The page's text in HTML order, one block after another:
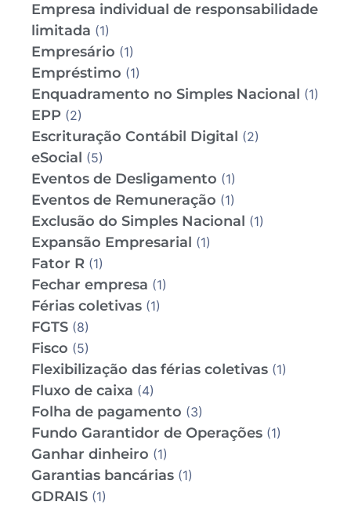
Empresa individual de responsabilidade
limitada (1)
Empresário (1)
Empréstimo (1)
Enquadramento no Simples Nacional (1)
EPP (2)
Escrituração Contábil Digital (2)
eSocial (5)
Eventos de Desligamento (1)
Eventos de Remuneração (1)
Exclusão do Simples Nacional (1)
Expansão Empresarial (1)
Fator R (1)
Fechar empresa (1)
Férias coletivas (1)
FGTS (8)
Fisco (5)
Flexibilização das férias coletivas (1)
Fluxo de caixa (4)
Folha de pagamento (3)
Fundo Garantidor de Operações (1)
Ganhar dinheiro (1)
Garantias bancárias (1)
GDRAIS (1)